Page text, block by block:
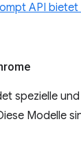
API
spezielle
Modelle